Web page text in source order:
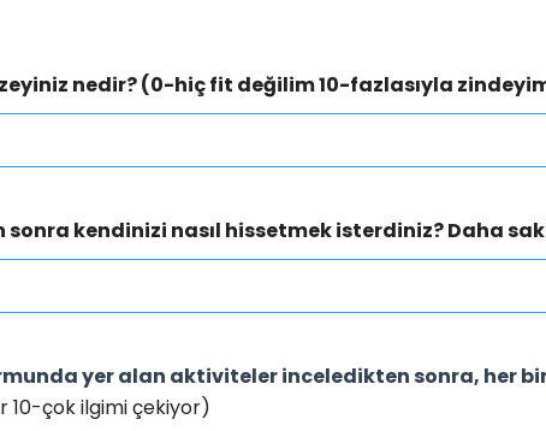
nedir? (0-hiç fit değilim 10-fazlasıyla
kendinizi nasıl hissetmek isterdiniz? Daha
yer alan aktiviteler inceledikten sonra, her
10-çok ilgimi çekiyor)